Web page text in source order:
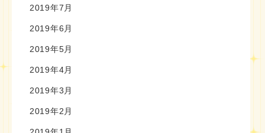
2019年7月
2019年6月
2019年5月
2019年4月
2019年3月
2019年2月